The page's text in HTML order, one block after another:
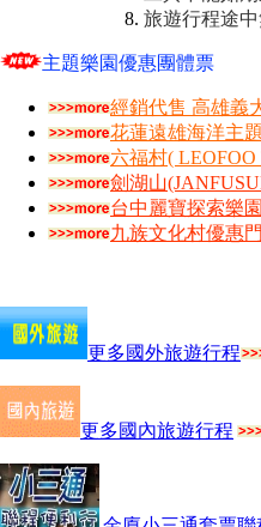
旅遊行程途
主題樂園優惠團體票
經銷代售 高雄義
花蓮遠雄海洋主
六福村(
劍湖山
台中麗寶探索樂
九族文化村優惠
更多國外旅遊行程
更多國內旅遊行程